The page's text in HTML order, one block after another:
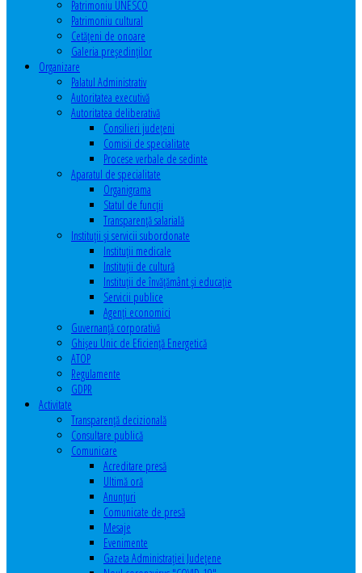
Patrimoniu UNESCO
Patrimoniu cultural
Cetăţeni de onoare
Galeria președinților
Organizare
Palatul Administrativ
Autoritatea executivă
Autoritatea deliberativă
Consilieri judeţeni
Comisii de specialitate
Procese verbale de sedinte
Aparatul de specialitate
Organigrama
Statul de funcții
Transparență salarială
Instituţii şi servicii subordonate
Instituţii medicale
Instituţii de cultură
Instituţii de învăţământ şi educaţie
Servicii publice
Agenţi economici
Guvernanță corporativă
Ghişeu Unic de Eficienţă Energetică
ATOP
Regulamente
GDPR
Activitate
Transparenţă decizională
Consultare publică
Comunicare
Acreditare presă
Ultimă oră
Anunţuri
Comunicate de presă
Mesaje
Evenimente
Gazeta Administraţiei Judeţene